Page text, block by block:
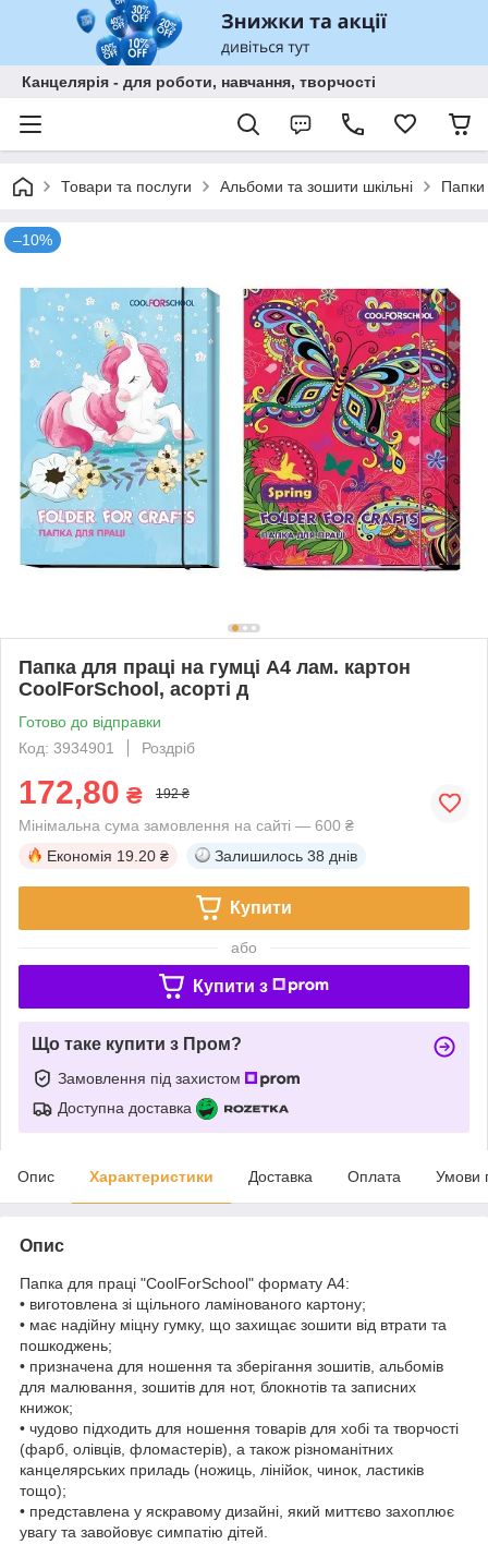
Канцелярія - для роботи, навчання, творчості
Товари та послуги Альбоми та зошити шкільні Папки
–10%
Папка для праці на гумці А4 лам. картон
CoolForSchool, асорті д
Готово до відправки
Код: 3934901
Роздріб
172,80 ₴ 192 ₴
Мінімальна сума замовлення на сайті — 600 ₴
Економія 19.20 ₴ Залишилось 38 днів
Купити
або
Купити з
Що таке купити з Пром?
Замовлення під захистом
Доступна доставка
Опис Характеристики Доставка Оплата Умови
Опис
Папка для праці "CoolForSchool" формату А4:
• виготовлена зі щільного ламінованого картону;
• має надійну міцну гумку, що захищає зошити від втрати та
пошкоджень;
• призначена для ношення та зберігання зошитів, альбомів
для малювання, зошитів для нот, блокнотів та записних
книжок;
• чудово підходить для ношення товарів для хобі та творчості
(фарб, олівців, фломастерів), а також різноманітних
канцелярських приладь (ножиць, лінійок, чинок, ластиків
тощо);
• представлена у яскравому дизайні, який миттєво захоплює
увагу та завойовує симпатію дітей.